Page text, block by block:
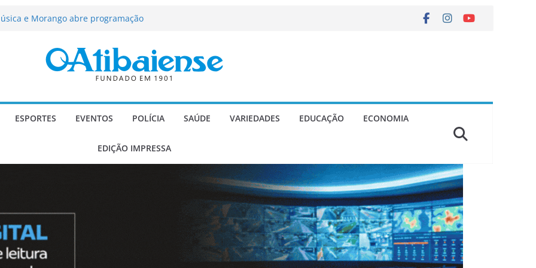
e valorização dos produtores
segurança, limpeza dos
com projeto socioesportivo
ESPORTES EVENTOS POLÍCIA SAÚDE VARIEDADES EDUCAÇÃO ECONOMIA
EDIÇÃO IMPRESSA